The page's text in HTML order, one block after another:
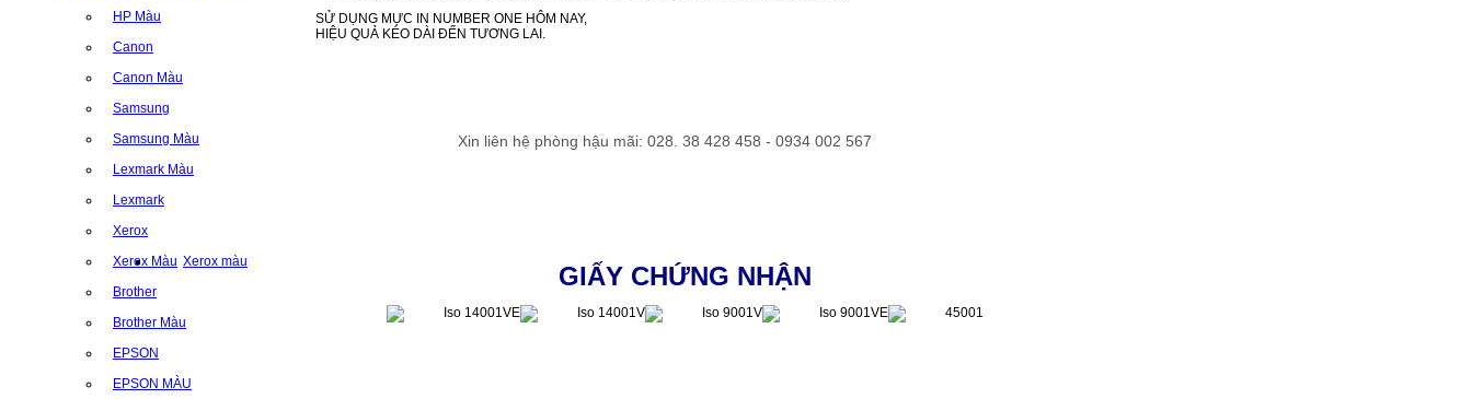
HP Màu
Canon
Canon Màu
Samsung
Samsung Màu
Lexmark Màu
Lexmark
Xerox
Xerox Màu Xerox màu
Brother
Brother Màu
EPSON
EPSON MÀU
SỬ DỤNG MỰC IN NUMBER ONE HÔM NAY,
HIỆU QUẢ KÉO DÀI ĐẾN TƯƠNG LAI.
Xin liên hệ phòng hậu mãi: 028. 38 428 458 - 0934 002 567
GIẤY CHỨNG NHẬN